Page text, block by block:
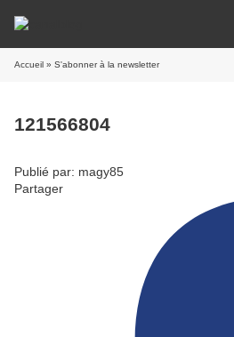
Accueil » S'abonner à la newsletter
121566804
Publié par: magy85
Partager